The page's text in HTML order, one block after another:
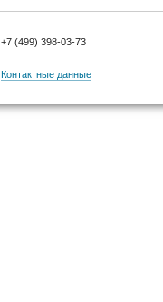
+7 (499) 398-03-73
Контактные данные